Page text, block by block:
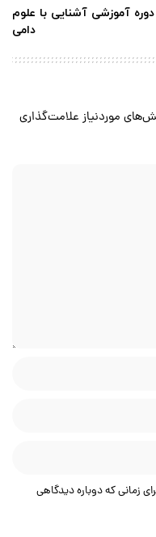
دوره آموزشی آشنایی با علوم
دامی
موردنیاز علامت‌گذاری
زمانی که دوباره دیدگاهی